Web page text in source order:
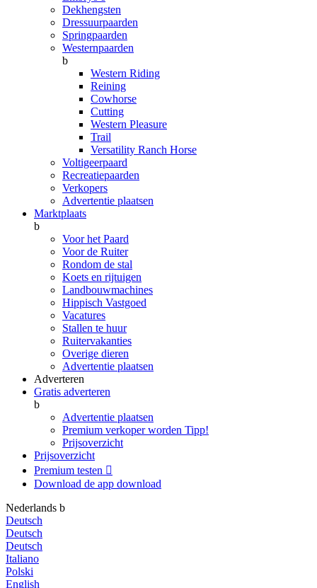
Dekhengsten
Dressuurpaarden
Springpaarden
Westernpaarden
b
Western Riding
Reining
Cowhorse
Cutting
Western Pleasure
Trail
Versatility Ranch Horse
Voltigeerpaard
Recreatiepaarden
Verkopers
Advertentie plaatsen
Marktplaats
b
Voor het Paard
Voor de Ruiter
Rondom de stal
Koets en rijtuigen
Landbouwmachines
Hippisch Vastgoed
Vacatures
Stallen te huur
Ruitervakanties
Overige dieren
Advertentie plaatsen
Adverteren
Gratis adverteren
b
Advertentie plaatsen
Premium verkoper worden Tipp!
Prijsoverzicht
Prijsoverzicht
Premium testen 
Download de app download
Nederlands b
Deutsch
Deutsch
Deutsch
Italiano
Polski
English